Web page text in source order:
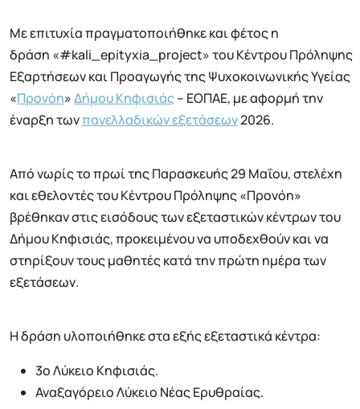
Με επιτυχία πραγματοποιήθηκε και φέτος η
δράση «#kali_epityxia_project» του Κέντρου Πρόληψης
Εξαρτήσεων και Προαγωγής της Ψυχοκοινωνικής Υγείας
«Προνόη»Δήμου Κηφισιάς– ΕΟΠΑΕ, με αφορμή την
έναρξη τωνπανελλαδικών εξετάσεων2026.
Από νωρίς το πρωί της Παρασκευής 29 Μαΐου, στελέχη
και εθελοντές του Κέντρου Πρόληψης «Προνόη»
βρέθηκαν στις εισόδους των εξεταστικών κέντρων του
Δήμου Κηφισιάς, προκειμένου να υποδεχθούν και να
στηρίξουν τους μαθητές κατά την πρώτη ημέρα των
εξετάσεων.
Η δράση υλοποιήθηκε στα εξής εξεταστικά κέντρα:
3ο Λύκειο Κηφισιάς.
Αναξαγόρειο Λύκειο Νέας Ερυθραίας.